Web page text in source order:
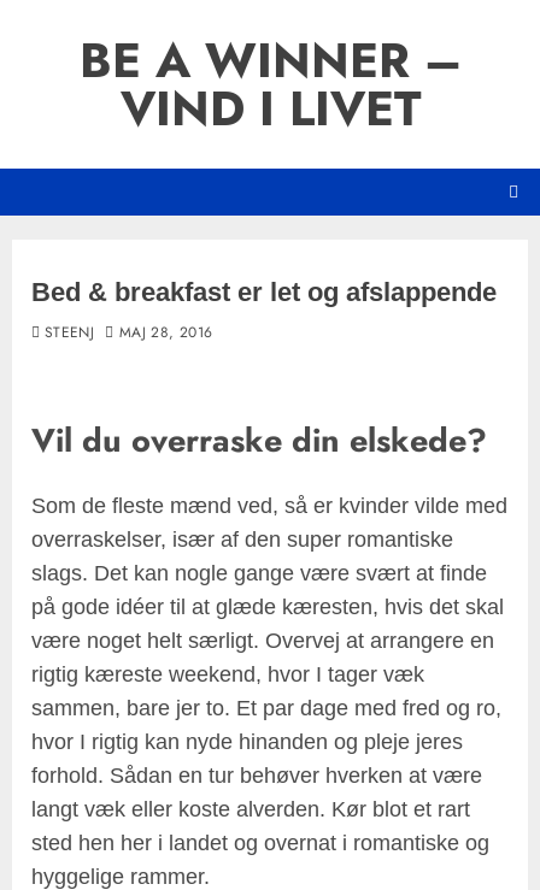
BE A WINNER –
VIND I LIVET
Bed & breakfast er let og afslappende
STEENJ MAJ 28, 2016
Vil du overraske din elskede?
Som de fleste mænd ved, så er kvinder vilde med
overraskelser, især af den super romantiske
slags. Det kan nogle gange være svært at finde
på gode idéer til at glæde kæresten, hvis det skal
være noget helt særligt. Overvej at arrangere en
rigtig kæreste weekend, hvor I tager væk
sammen, bare jer to. Et par dage med fred og ro,
hvor I rigtig kan nyde hinanden og pleje jeres
forhold. Sådan en tur behøver hverken at være
langt væk eller koste alverden. Kør blot et rart
sted hen her i landet og overnat i romantiske og
hyggelige rammer.